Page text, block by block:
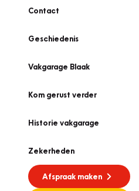
Contact
Geschiedenis
Vakgarage Blaak
Kom gerust verder
Historie vakgarage
Zekerheden
Afspraak maken